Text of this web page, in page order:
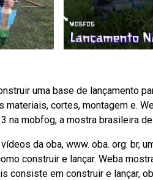
uma base de lançamento
materiais, cortes, montagem e.
na mobfog, a mostra brasileira
da oba, www. oba. org. br,
construir e lançar. Weba
consiste em construir e lançar,